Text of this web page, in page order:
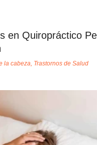
en Quiropráctico
la cabeza Trastornos de Salud